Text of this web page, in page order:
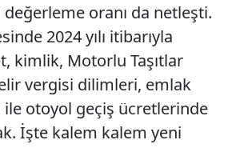
oranı da netleşti.
2024 yılı itibarıyla
kimlik, Motorlu Taşıtlar
vergisi dilimleri, emlak
otoyol geçiş ücretlerinde
İşte kalem kalem yeni